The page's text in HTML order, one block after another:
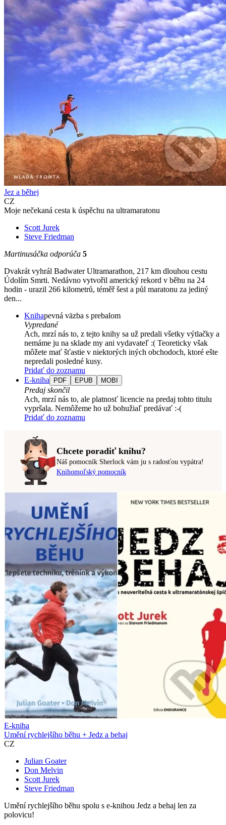
Jez a běhej
CZ
Moje nečekaná cesta k úspěchu na ultramaratonu
Scott Jurek
Steve Friedman
Martinusáčka odporúča 5
Dvakrát vyhrál Badwater Ultramarathon, 217 km dlouhou cestu
Údolím Smrti. Nedávno vytvořil americký rekord v běhu na 24
hodin - urazil 266 kilometrů, téměř šest a půl maratonu za jediný
den...
Knihapevná väzba s prebalom
Vypredané
Ach, mrzí nás to, z tejto knihy sa už predali všetky výtlačky a
nemáme ju na sklade my ani vydavateľ :( Teoreticky však
môžete mať šťastie v niektorých iných obchodoch, ktoré ešte
nepredali posledné kusy.
Pridať do zoznamu
E-kniha
PDF EPUB MOBI
Predaj skončil
Ach, mrzí nás to, ale platnosť licencie na predaj tohto titulu
vypršala. Nemôžeme ho už bohužiaľ predávať :-(
Pridať do zoznamu
Chcete poradiť knihu?
Náš pomocník Sherlock vám ju s radosťou vypátra!
Knihomoľský pomocník
E-kniha
Umění rychlejšího běhu + Jedz a behaj
CZ
Julian Goater
Don Melvin
Scott Jurek
Steve Friedman
Umění rychlejšího běhu spolu s e-knihou Jedz a behaj len za
polovicu!